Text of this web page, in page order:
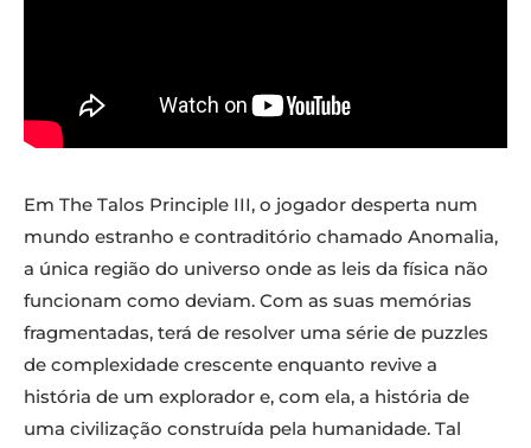
Em The Talos Principle III, o jogador desperta num
mundo estranho e contraditório chamado Anomalia,
a única região do universo onde as leis da física não
funcionam como deviam. Com as suas memórias
fragmentadas, terá de resolver uma série de puzzles
de complexidade crescente enquanto revive a
história de um explorador e, com ela, a história de
uma civilização construída pela humanidade. Tal